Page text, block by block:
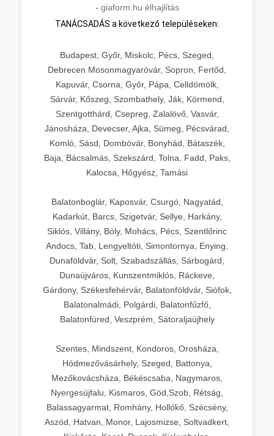
- giaform.hu élhajlítás
TANÁCSADÁS a következő településeken:
Budapest, Győr, Miskolc, Pécs, Szeged,
Debrecen Mosonmagyaróvár, Sopron, Fertőd,
Kapuvár, Csorna, Győr, Pápa, Celldömölk,
Sárvár, Kőszeg, Szombathely, Ják, Körmend,
Szentgotthárd, Csepreg, Zalalövő, Vasvár,
Jánosháza, Devecser, Ajka, Sümeg, Pécsvárad,
Komló, Sásd, Dombóvár, Bonyhád, Bátaszék,
Baja, Bácsalmás, Szekszárd, Tolna, Fadd, Paks,
Kalocsa, Hőgyész, Tamási
Balatonboglár, Kaposvár, Csurgó, Nagyatád,
Kadarkút, Barcs, Szigetvár, Sellye, Harkány,
Siklós, Villány, Bóly, Mohács, Pécs, Szentlőrinc
Andocs, Tab, Lengyeltóti, Simontornya, Enying,
Dunaföldvár, Solt, Szabadszállás, Sárbogárd,
Dunaújváros, Kunszentmiklós, Ráckeve,
Gárdony, Székesfehérvár, Balatonföldvár, Siófok,
Balatonalmádi, Polgárdi, Balatonfűzfő,
Balatonfüred, Veszprém, Sátoraljaújhely
Szentes, Mindszent, Kondoros, Orosháza,
Hódmezővásárhely, Szeged, Battonya,
Mezőkovácsháza, Békéscsaba, Nagymaros,
Nyergesújfalu, Kismaros, Göd,Szob, Rétság,
Balassagyarmat, Romhány, Hollókő, Szécsény,
Aszód, Hatvan, Monor, Lajosmizse, Soltvadkert,